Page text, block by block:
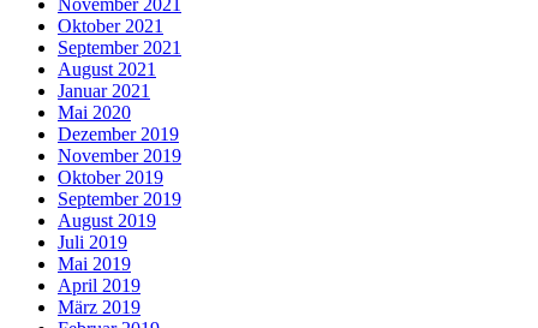
Oktober 2021
September 2021
August 2021
Januar 2021
Mai 2020
Dezember 2019
November 2019
Oktober 2019
September 2019
August 2019
Juli 2019
Mai 2019
April 2019
März 2019